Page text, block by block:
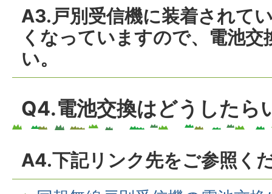
A3.戸別受信機に装着されて
くなっていますので、電池
い。
Q4.電池交換はどうしたら
A4.下記リンク先をご参照く